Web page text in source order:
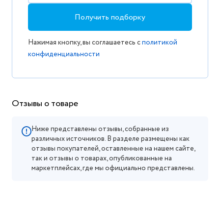
Получить подборку
Нажимая кнопку, вы соглашаетесь сполитикой
конфиденциальности
Отзывы о товаре
Ниже представлены отзывы, собранные из
различных источников. В разделе размещены как
отзывы покупателей, оставленные на нашем сайте,
так и отзывы о товарах, опубликованные на
маркетплейсах, где мы официально представлены.